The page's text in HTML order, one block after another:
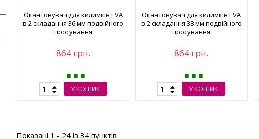
Окантовувач для килимків EVA
в 2 складання 36 мм подвійного
просування
864 грн.
У КОШИК
Окантовувач для килимків EVA
в 2 складання 38 мм подвійного
просування
864 грн.
У КОШИК
Показані 1 - 24 із 34 пунктів